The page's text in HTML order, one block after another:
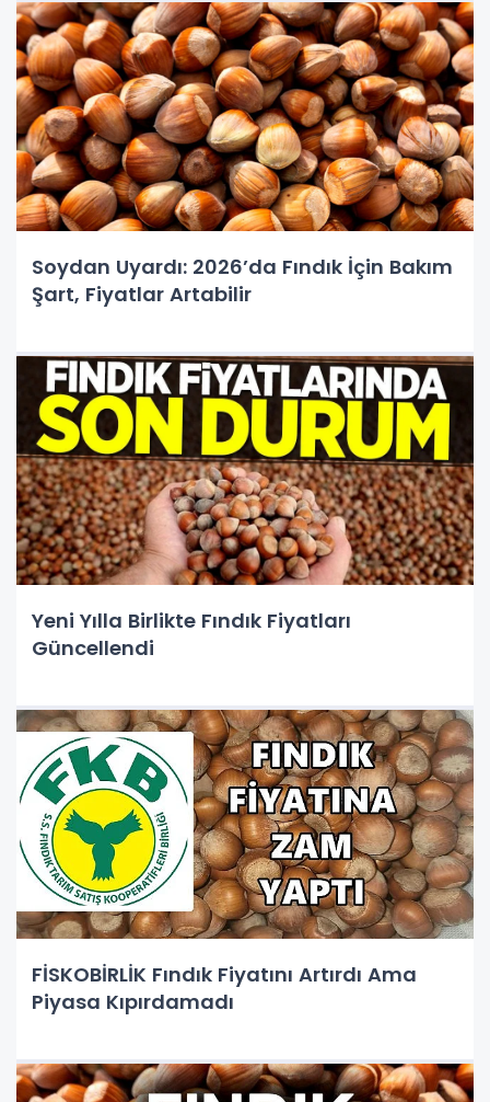
Soydan Uyardı: 2026’da Fındık İçin Bakım
Şart, Fiyatlar Artabilir
Yeni Yılla Birlikte Fındık Fiyatları
Güncellendi
FİSKOBİRLİK Fındık Fiyatını Artırdı Ama
Piyasa Kıpırdamadı